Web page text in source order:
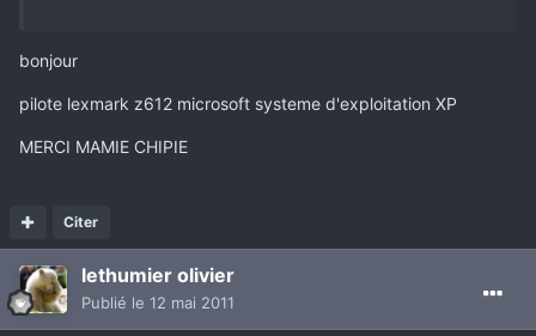
bonjour
pilote lexmark z612 microsoft systeme d'exploitation XP
MERCI MAMIE CHIPIE
Citer
lethumier olivier
Publié le 12 mai 2011